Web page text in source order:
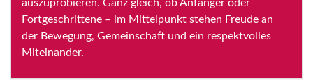
auszuprobieren. Ganz gleich, ob Anfänger oder
Fortgeschrittene – im Mittelpunkt stehen Freude an
der Bewegung, Gemeinschaft und ein respektvolles
Miteinander.